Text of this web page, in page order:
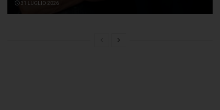
31 LUGLIO 2026